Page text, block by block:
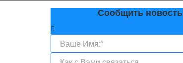
Сообщить новость